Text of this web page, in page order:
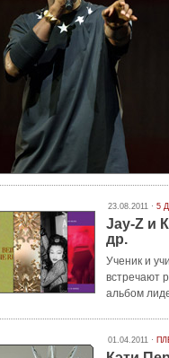
23.08.2011 · 5
Jay-Z и
др.
Ученик и
встречают
альбом
01.04.2011 ·